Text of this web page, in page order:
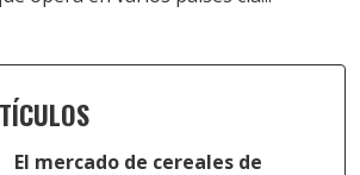
El mercado de cereales de